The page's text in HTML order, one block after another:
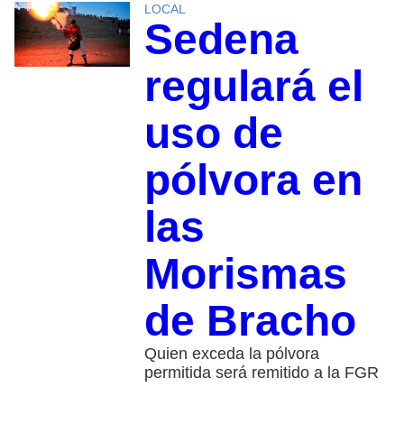
LOCAL
Sedena
regulará el
uso de
pólvora en
las
Morismas
de Bracho
Quien exceda la pólvora
permitida será remitido a la FGR